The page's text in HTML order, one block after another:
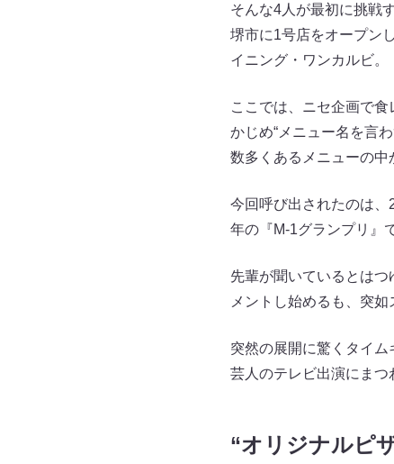
そんな4人が最初に挑戦
堺市に1号店をオープン
イニング・ワンカルビ。
ここでは、ニセ企画で
かじめ“メニュー名を言
数多くあるメニューの中
今回呼び出されたのは
年の『M-1グランプリ』
先輩が聞いているとは
メントし始めるも、突
突然の展開に驚くタイ
芸人のテレビ出演にま
“オリジナルピ